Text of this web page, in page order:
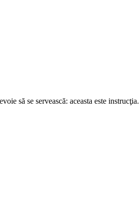
să se servească: aceasta este